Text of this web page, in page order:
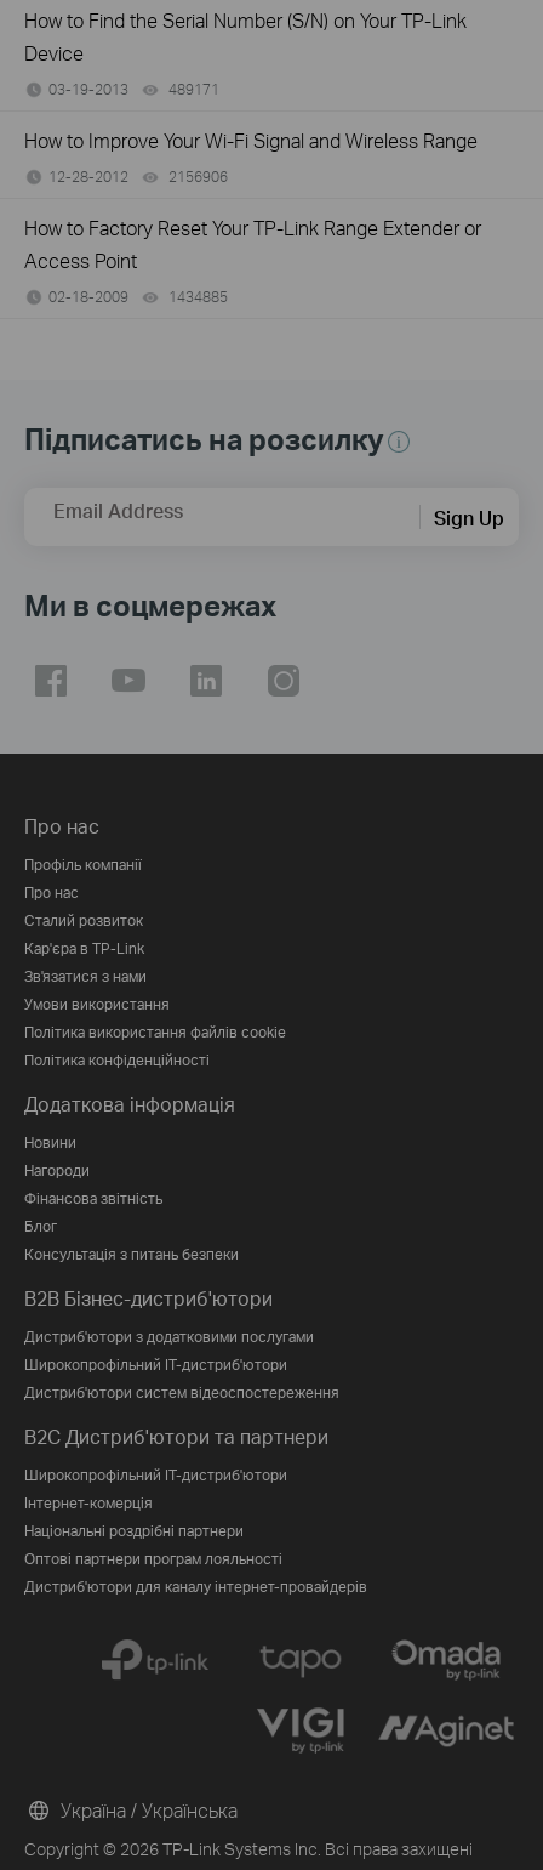
How to Find the Serial Number (S/N) on Your TP-Link
Device
03-19-2013 489171
How to Improve Your Wi-Fi Signal and Wireless Range
12-28-2012 2156906
How to Factory Reset Your TP-Link Range Extender or
Access Point
02-18-2009 1434885
Підписатись на розсилку
Email Address Sign Up
Ми в соцмережах
Про нас
Профіль компанії
Про нас
Сталий розвиток
Кар'єра в TP-Link
Зв'язатися з нами
Умови використання
Політика використання файлів cookie
Політика конфіденційності
Додаткова інформація
Новини
Нагороди
Фінансова звітність
Блог
Консультація з питань безпеки
B2B Бізнес-дистриб'ютори
Дистриб'ютори з додатковими послугами
Широкопрофільний IT-дистриб'ютори
Дистриб'ютори систем відеоспостереження
B2C Дистриб'ютори та партнери
Широкопрофільний IT-дистриб'ютори
Інтернет-комерція
Національні роздрібні партнери
Оптові партнери програм лояльності
Дистриб'ютори для каналу інтернет-провайдерів
Copyright © 2026 TP-Link Systems Inc. Всі права захищені
Україна / Українська